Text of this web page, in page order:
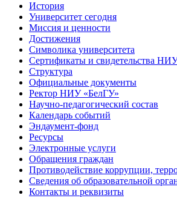
История
Университет сегодня
Миссия и ценности
Достижения
Символика университета
Сертификаты и свидетельства
Структура
Официальные документы
Ректор НИУ «БелГУ»
Научно-педагогический состав
Календарь событий
Эндаумент-фонд
Ресурсы
Электронные услуги
Обращения граждан
Противодействие коррупции,
Сведения об образовательной
Контакты и реквизиты